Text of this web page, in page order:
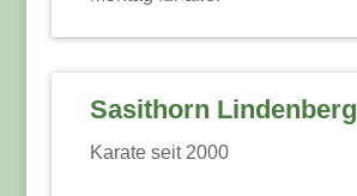
Sasithorn Lindenberg
Karate seit 2000